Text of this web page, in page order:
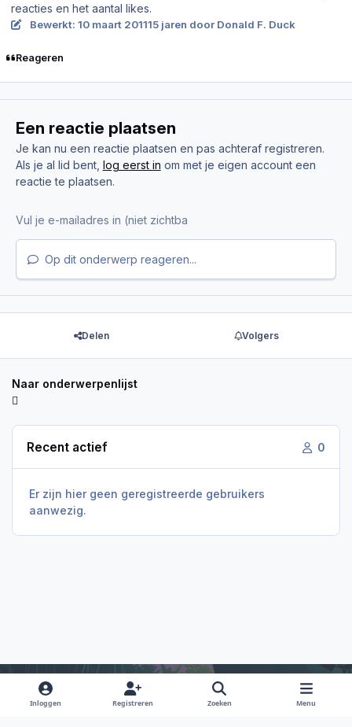
reacties en het aantal likes.
Bewerkt: 10 maart 201115 jaren door Donald F. Duck
Reageren
Een reactie plaatsen
Je kan nu een reactie plaatsen en pas achteraf registreren.
Als je al lid bent, log eerst in om met je eigen account een
reactie te plaatsen.
Op dit onderwerp reageren...
Delen Volgers
Naar onderwerpenlijst
Recent actief 0
Er zijn hier geen geregistreerde gebruikers
aanwezig.
Light ModeDark ModeSystem Preference
Inloggen Registreren Zoeken Menu